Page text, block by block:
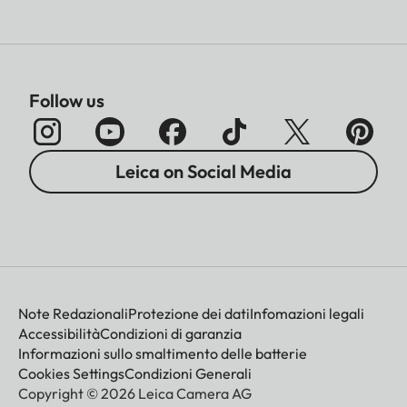
Follow us
Leica on Social Media
Note RedazionaliProtezione dei datiInfomazioni legali
AccessibilitàCondizioni di garanzia
Informazioni sullo smaltimento delle batterie
Cookies SettingsCondizioni Generali
Copyright © 2026 Leica Camera AG